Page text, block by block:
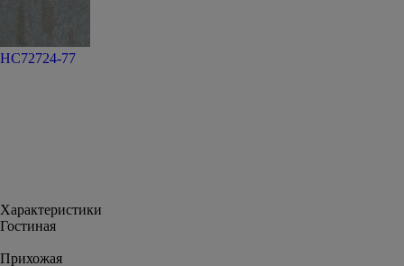
HC72724-77
Характеристики
Гостиная
Прихожая